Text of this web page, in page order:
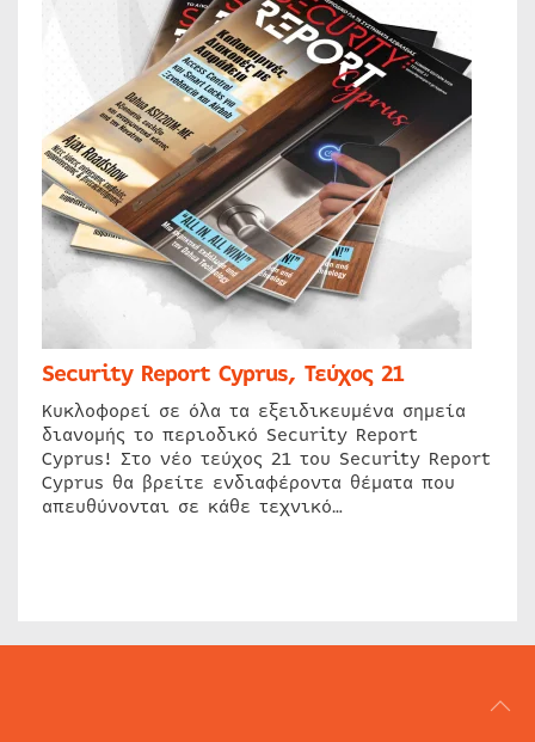
Security Report Cyprus, Τεύχος 21
Κυκλοφορεί σε όλα τα εξειδικευμένα σημεία
διανομής το περιοδικό Security Report
Cyprus! Στο νέο τεύχος 21 του Security Report
Cyprus θα βρείτε ενδιαφέροντα θέματα που
απευθύνονται σε κάθε τεχνικό…